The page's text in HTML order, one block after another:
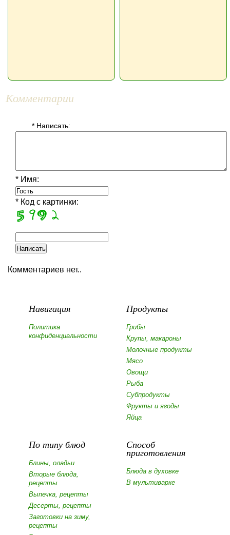
Комментарии
* Написать:
* Имя:
* Код с картинки:
Комментариев нет..
Навигация
Политика
конфиденциальности
Продукты
Грибы
Крупы, макароны
Молочные продукты
Мясо
Овощи
Рыба
Субпродукты
Фрукты и ягоды
Яйца
По типу блюд
Блины, оладьи
Вторые блюда,
рецепты
Выпечка, рецепты
Десерты, рецепты
Заготовки на зиму,
рецепты
Способ
приготовления
Блюда в духовке
В мультиварке